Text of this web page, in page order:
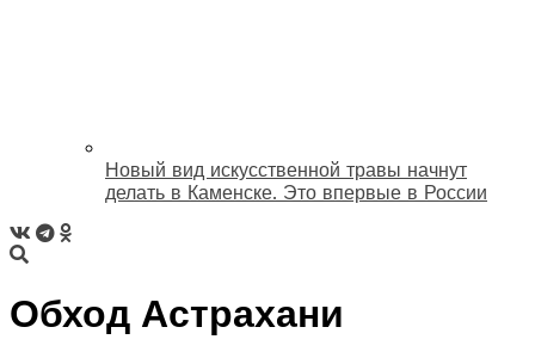
Новый вид искусственной травы начнут
делать в Каменске. Это впервые в России
Обход Астрахани